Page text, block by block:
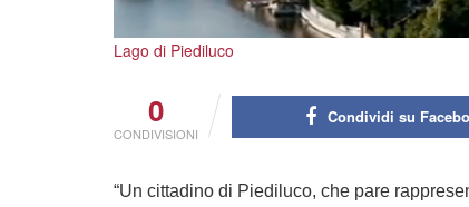
Lago di Piediluco
0
CONDIVISIONI
Condividi su
“Un cittadino di Piediluco, che pare